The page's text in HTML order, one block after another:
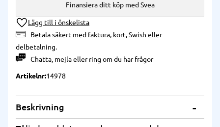
Lägg till i önskelista
Betala säkert med faktura, kort, Swish eller
delbetalning.
Chatta, mejlaellerring om du har frågor
Finansiera ditt köp med Svea
Artikelnr 14978
Beskrivning